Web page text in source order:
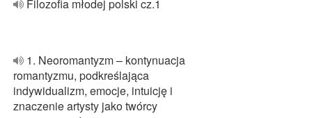
Filozofia młodej polski cz.1
1. Neoromantyzm – kontynuacja
romantyzmu, podkreślająca
indywidualizm, emocje, intuicję i
znaczenie artysty jako twórcy